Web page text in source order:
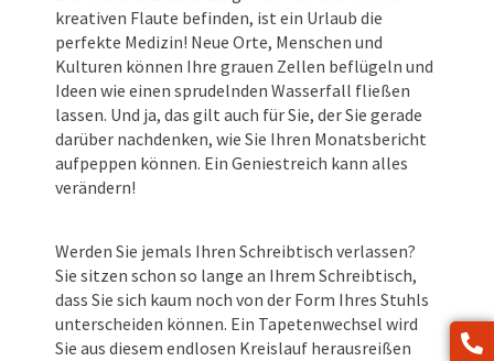
kreativen Flaute befinden, ist ein Urlaub die
perfekte Medizin! Neue Orte, Menschen und
Kulturen können Ihre grauen Zellen beflügeln und
Ideen wie einen sprudelnden Wasserfall fließen
lassen. Und ja, das gilt auch für Sie, der Sie gerade
darüber nachdenken, wie Sie Ihren Monatsbericht
aufpeppen können. Ein Geniestreich kann alles
verändern!
Werden Sie jemals Ihren Schreibtisch verlassen?
Sie sitzen schon so lange an Ihrem Schreibtisch,
dass Sie sich kaum noch von der Form Ihres Stuhls
unterscheiden können. Ein Tapetenwechsel wird
Sie aus diesem endlosen Kreislauf herausreißen